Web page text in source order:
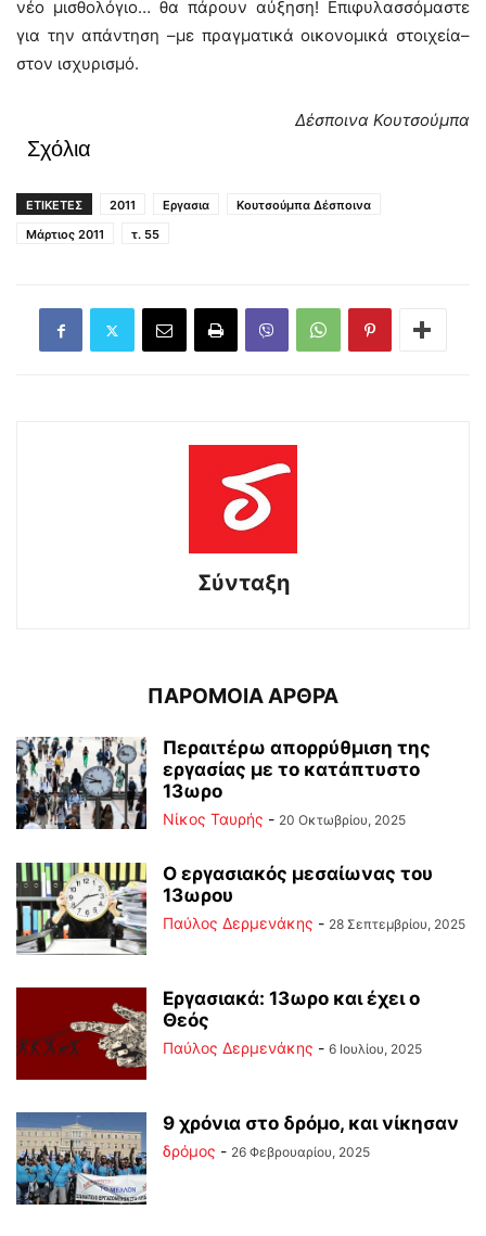
νέο μισθολόγιο… θα πάρουν αύξηση! Επιφυλασσόμαστε
για την απάντηση –με πραγματικά οικονομικά στοιχεία–
στον ισχυρισμό.
Δέσποινα Κουτσούμπα
Σχόλια
ΕΤΙΚΕΤΕΣ 2011 Εργασια
Κουτσούμπα Δέσποινα
Μάρτιος 2011
τ. 55
Σύνταξη
ΠΑΡΟΜΟΙΑ ΑΡΘΡΑ
Περαιτέρω απορρύθμιση της
εργασίας με το κατάπτυστο
13ωρο
Νίκος Ταυρής - 20 Οκτωβρίου, 2025
Ο εργασιακός μεσαίωνας του
13ωρου
Παύλος Δερμενάκης - 28 Σεπτεμβρίου, 2025
Εργασιακά: 13ωρο και έχει ο
Θεός
Παύλος Δερμενάκης - 6 Ιουλίου, 2025
9 χρόνια στο δρόμο, και νίκησαν
δρόμος - 26 Φεβρουαρίου, 2025